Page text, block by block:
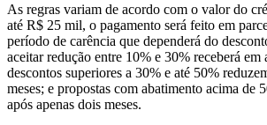
As regras variam de acordo com o valor do
até R$ 25 mil, o pagamento será feito em
período de carência que dependerá do
aceitar redução entre 10% e 30% receberá em
descontos superiores a 30% e até 50%
meses; e propostas com abatimento acima de
após apenas dois meses.